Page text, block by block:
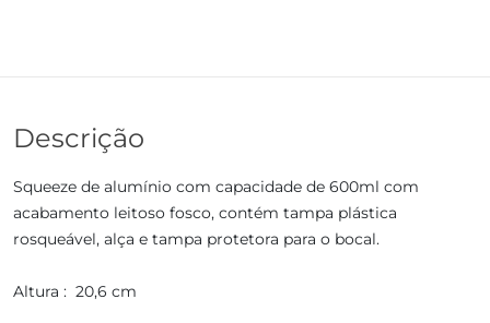
Descrição
Squeeze de alumínio com capacidade de 600ml com
acabamento leitoso fosco, contém tampa plástica
rosqueável, alça e tampa protetora para o bocal.
Altura : 20,6 cm